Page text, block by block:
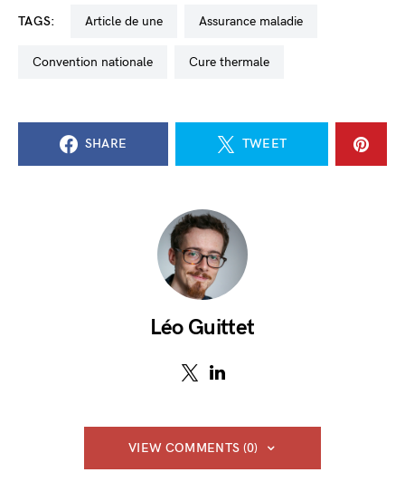
TAGS: Article de une Assurance maladie
convention nationale cure thermale
SHARE TWEET
Léo Guittet
VIEW COMMENTS (0)